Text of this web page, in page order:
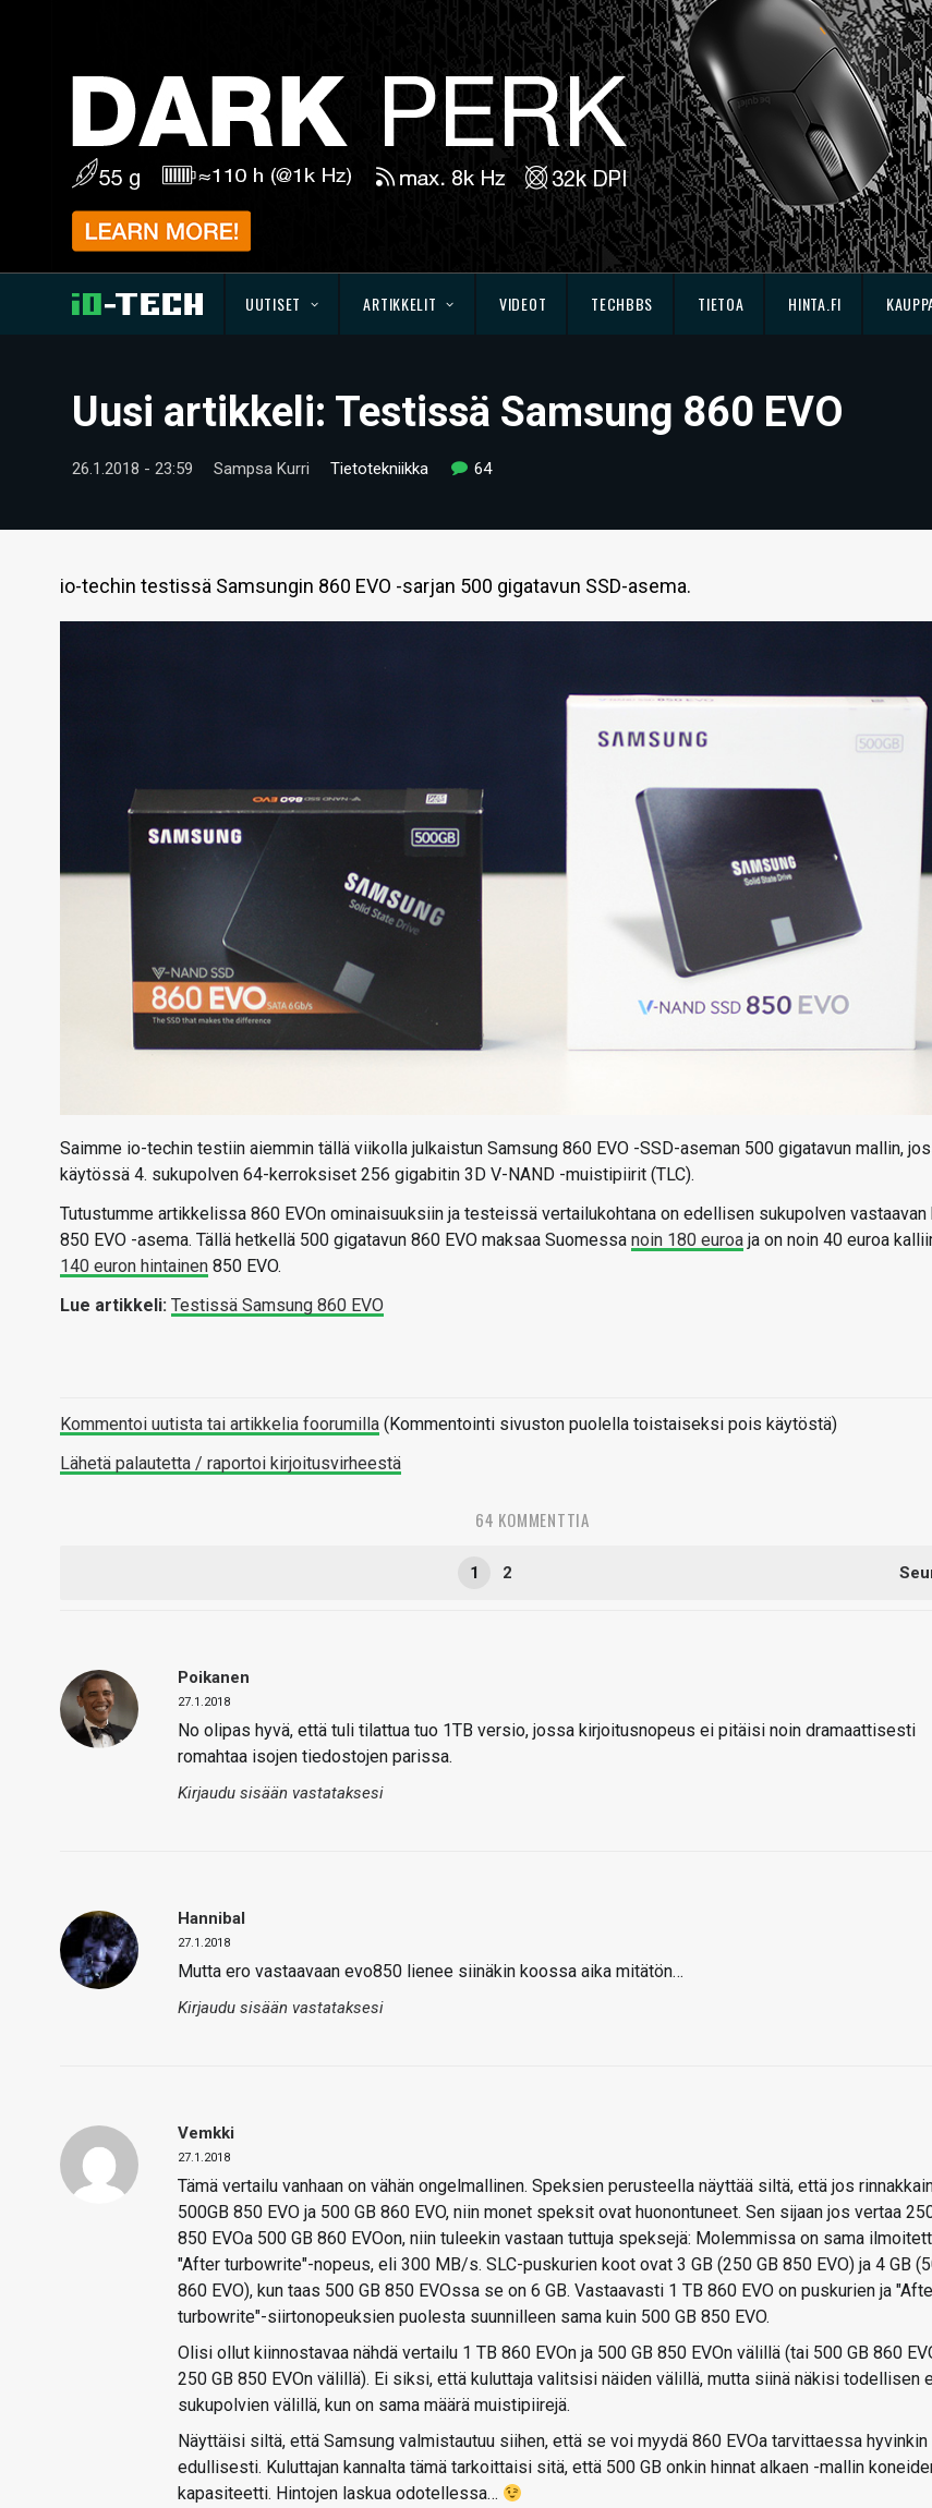
UUTISET ARTIKKELIT VIDEOT TECHBBS TIETOA HINTA.FI
Uusi artikkeli: Testissä Samsung 860 EVO
26.1.2018 - 23:59 Sampsa Kurri Tietotekniikka 64
io-techin testissä Samsungin 860 EVO -sarjan 500 gigatavun SSD-asema.
Saimme io-techin testiin aiemmin tällä viikolla julkaistun Samsung 860 EVO -SSD-aseman 500 gigatavun mallin,
käytössä 4. sukupolven 64-kerroksiset 256 gigabitin 3D V-NAND -muistipiirit (TLC).
Tutustumme artikkelissa 860 EVOn ominaisuuksiin ja testeissä vertailukohtana on edellisen sukupolven vastaavan
850 EVO -asema. Tällä hetkellä 500 gigatavun 860 EVO maksaa Suomessa noin 180 euroa ja on noin 40 euroa
140 euron hintainen 850 EVO.
Lue artikkeli: Testissä Samsung 860 EVO
Kommentoi uutista tai artikkelia foorumilla (Kommentointi sivuston puolella toistaiseksi pois käytöstä)
Lähetä palautetta / raportoi kirjoitusvirheestä
64 KOMMENTTIA
1 2
Poikanen
27.1.2018
No olipas hyvä, että tuli tilattua tuo 1TB versio, jossa kirjoitusnopeus ei pitäisi noin dramaattisesti
romahtaa isojen tiedostojen parissa.
Kirjaudu sisään vastataksesi
Hannibal
27.1.2018
Mutta ero vastaavaan evo850 lienee siinäkin koossa aika mitätön…
Kirjaudu sisään vastataksesi
Vemkki
27.1.2018
Tämä vertailu vanhaan on vähän ongelmallinen. Speksien perusteella näyttää siltä, että jos
500GB 850 EVO ja 500 GB 860 EVO, niin monet speksit ovat huonontuneet. Sen sijaan jos vertaa
850 EVOa 500 GB 860 EVOon, niin tuleekin vastaan tuttuja speksejä: Molemmissa on sama
"After turbowrite"-nopeus, eli 300 MB/s. SLC-puskurien koot ovat 3 GB (250 GB 850 EVO) ja 4 GB
860 EVO), kun taas 500 GB 850 EVOssa se on 6 GB. Vastaavasti 1 TB 860 EVO on puskurien ja
turbowrite"-siirtonopeuksien puolesta suunnilleen sama kuin 500 GB 850 EVO.
Olisi ollut kiinnostavaa nähdä vertailu 1 TB 860 EVOn ja 500 GB 850 EVOn välillä (tai 500 GB 860
250 GB 850 EVOn välillä). Ei siksi, että kuluttaja valitsisi näiden välillä, mutta siinä näkisi todellisen
sukupolvien välillä, kun on sama määrä muistipiirejä.
Näyttäisi siltä, että Samsung valmistautuu siihen, että se voi myydä 860 EVOa tarvittaessa hyvinkin
edullisesti. Kuluttajan kannalta tämä tarkoittaisi sitä, että 500 GB onkin hinnat alkaen -mallin
kapasiteetti. Hintojen laskua odotellessa…